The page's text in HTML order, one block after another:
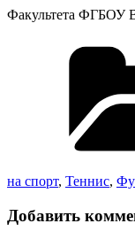
Факультета
на спорт, Теннис,
Добавить